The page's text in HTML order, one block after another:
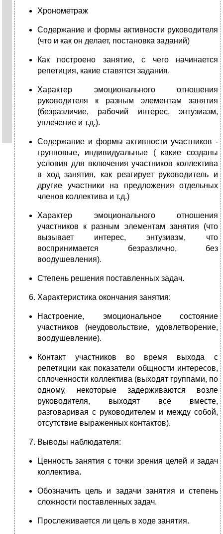
Хронометраж
Содержание и формы активности руководителя
(что и как он делает, постановка заданий)
Как построено занятие, с чего начинается
репетиция, какие ставятся задания.
Характер эмоционального отношения
руководителя к разным элементам занятия
(безразличие, рабочий интерес, энтузиазм,
увлечение и т.д.).
Содержание и формы активности участников -
групповые, индивидуальные ( какие созданы
условия для включения участников коллектива
в ход занятия, как реагирует руководитель и
другие участники на предложения отдельных
членов коллектива и т.д.)
Характер эмоционального отношения
участников к разным элементам занятия (что
вызывает интерес, энтузиазм, что
воспринимается безразлично, без
воодушевления).
Степень решения поставленных задач.
Характеристика окончания занятия:
Настроение, эмоциональное состояние
участников (неудовольствие, удовлетворение,
воодушевление).
Контакт участников во время выхода с
репетиции как показатели общности интересов,
сплоченности коллектива (выходят группами, по
одному, некоторые задерживаются возле
руководителя, выходят все вместе,
разговаривая с руководителем и между собой,
отсутствие выраженных контактов).
Выводы наблюдателя:
Ценность занятия с точки зрения целей и задач
коллектива.
Обозначить цель и задачи занятия и степень
сложности поставленных задач.
Прослеживается ли цель в ходе занятия.